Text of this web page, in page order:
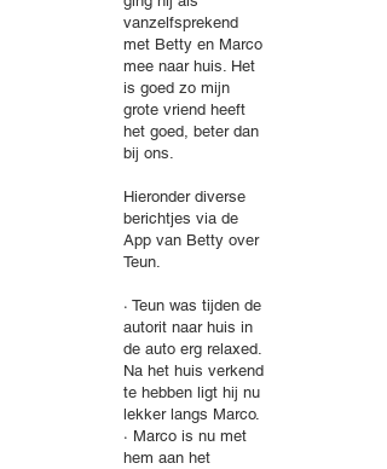
vanzelfsprekend
met Betty en Marco
mee naar huis. Het
is goed zo mijn
grote vriend heeft
het goed, beter dan
bij ons.
Hieronder diverse
berichtjes via de
App van Betty over
Teun.
· Teun was tijden de
autorit naar huis in
de auto erg relaxed.
Na het huis verkend
te hebben ligt hij nu
lekker langs Marco.
· Marco is nu met
hem aan het